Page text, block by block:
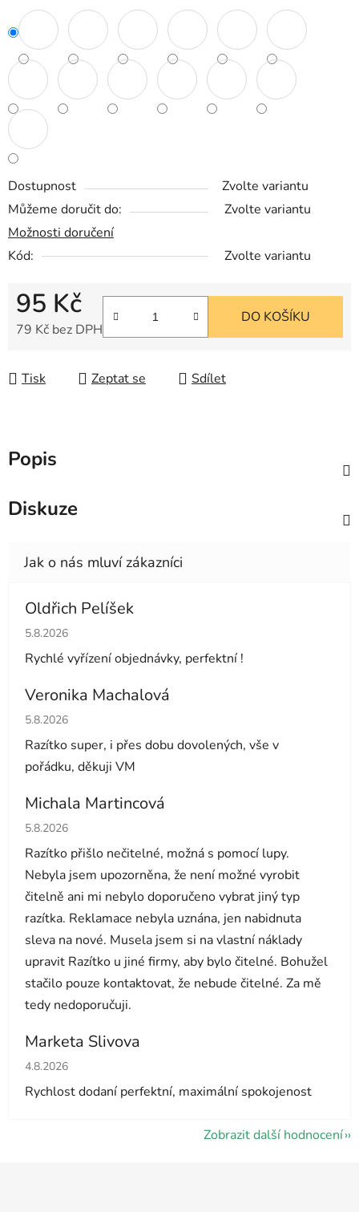
Dostupnost
Zvolte variantu
Můžeme doručit do:
Zvolte variantu
Možnosti doručení
Kód:
Zvolte variantu
95 Kč
79 Kč bez DPH
DO KOŠÍKU
Tisk Zeptat se Sdílet
Popis
Diskuze
Oldřich Pelíšek
Hodnocení obchodu je 5 z 5 hvězdiček.
5.8.2026
Rychlé vyřízení objednávky, perfektní !
Veronika Machalová
Hodnocení obchodu je 5 z 5 hvězdiček.
5.8.2026
Razítko super, i přes dobu dovolených, vše v
pořádku, děkuji VM
Michala Martincová
Hodnocení obchodu je 1 z 5 hvězdiček.
5.8.2026
Razítko přišlo nečitelné, možná s pomocí lupy.
Nebyla jsem upozorněna, že není možné vyrobit
čitelně ani mi nebylo doporučeno vybrat jiný typ
razítka. Reklamace nebyla uznána, jen nabidnuta
sleva na nové. Musela jsem si na vlastní náklady
upravit Razítko u jiné firmy, aby bylo čitelné. Bohužel
stačilo pouze kontaktovat, že nebude čitelné. Za mě
tedy nedoporučuji.
Marketa Slivova
Hodnocení obchodu je 5 z 5 hvězdiček.
4.8.2026
Rychlost dodaní perfektní, maximální spokojenost
Zobrazit další hodnocení